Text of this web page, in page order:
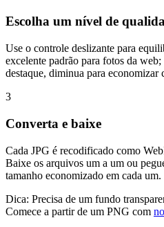
Escolha um nível de
Use o controle deslizante para
excelente padrão para fotos da
destaque, diminua para economizar
3
Converta e baixe
Cada JPG é recodificado como
Baixe os arquivos um a um ou
tamanho economizado em cada um.
Dica: Precisa de um fundo
Comece a partir de um PNG com